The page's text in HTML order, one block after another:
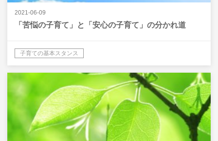
2021-06-09
「苦悩の子育て」と「安心の子育て」の分かれ道
子育ての基本スタンス